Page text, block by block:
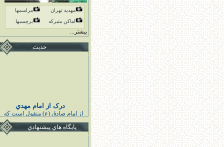
مهدیه تهران
مراسمها
اماكن متبركه
برچسبها
بیشتر...
حدیث
درک از امام مهدي
از امام صادق (ع) منقول است كه
پيامبر اكرم (ص) فرمودند :
خوشا به حال كسى كه قائم اهل
بيت مرا درك كند و به او اقتدا كند
پايگاه هاي پيشنهادي